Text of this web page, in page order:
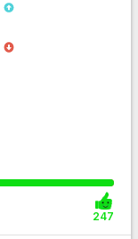
247